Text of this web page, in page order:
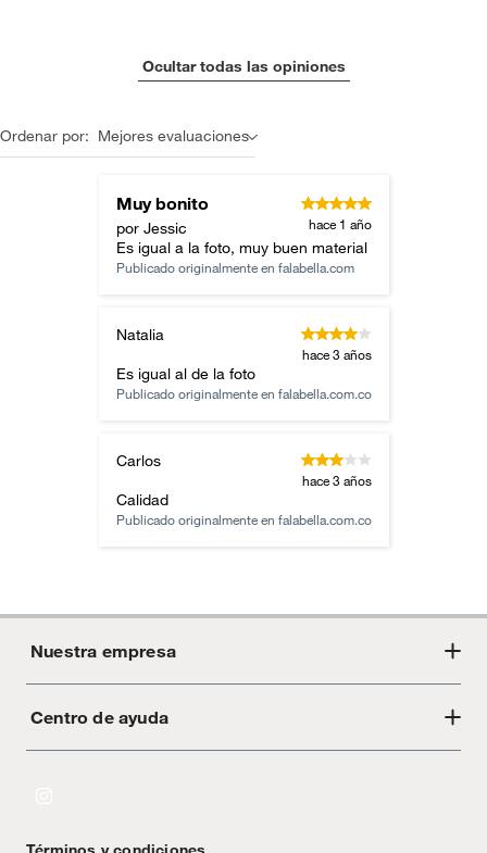
Ocultar todas las opiniones
Ordenar por: Mejores evaluaciones
Muy bonito
por Jessic hace 1 año
Es igual a la foto, muy buen material
Publicado originalmente en falabella.com
Natalia
hace 3 años
Es igual al de la foto
Publicado originalmente en falabella.com.co
Carlos
hace 3 años
Calidad
Publicado originalmente en falabella.com.co
Nuestra empresa
Acerca de Crate
Centro de ayuda